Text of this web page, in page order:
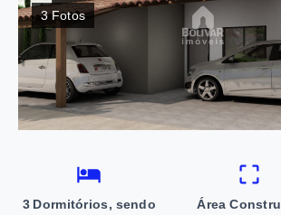
3Fotos
3 Dormitórios, sendo
Área